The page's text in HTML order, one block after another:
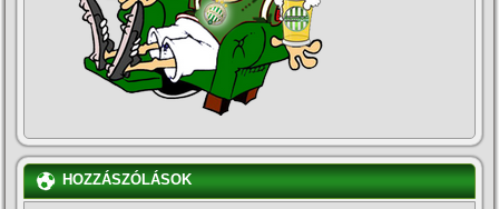
HOZZÁSZÓLÁSOK